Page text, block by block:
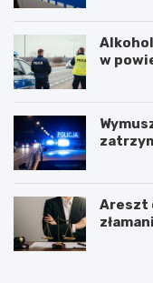
w
Areszt
Z
Z